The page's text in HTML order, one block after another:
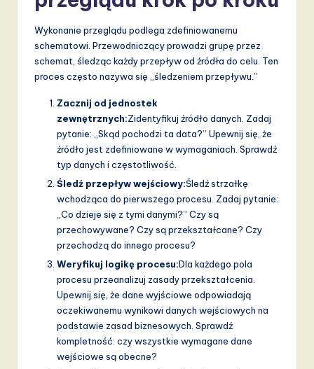
Wykonanie przeglądu podlega zdefiniowanemu
schematowi. Przewodniczący prowadzi grupę przez
schemat, śledząc każdy przepływ od źródła do celu. Ten
proces często nazywa się „śledzeniem przepływu.”
Zacznij od jednostek
zewnętrznych:Zidentyfikuj źródło danych. Zadaj
pytanie: „Skąd pochodzi ta data?” Upewnij się, że
źródło jest zdefiniowane w wymaganiach. Sprawdź
typ danych i częstotliwość.
Śledź przepływ wejściowy:Śledź strzałkę
wchodząca do pierwszego procesu. Zadaj pytanie:
„Co dzieje się z tymi danymi?” Czy są
przechowywane? Czy są przekształcane? Czy
przechodzą do innego procesu?
Weryfikuj logikę procesu:Dla każdego pola
procesu przeanalizuj zasady przekształcenia.
Upewnij się, że dane wyjściowe odpowiadają
oczekiwanemu wynikowi danych wejściowych na
podstawie zasad biznesowych. Sprawdź
kompletność: czy wszystkie wymagane dane
wejściowe są obecne?